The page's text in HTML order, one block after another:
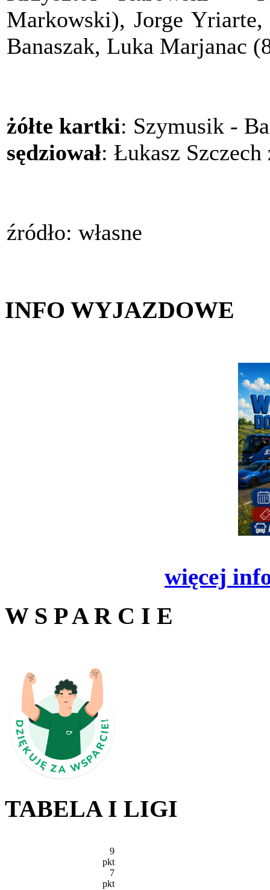
Markowski), Jorge
Banaszak, Luka Marjanac
żółte kartki: Szymusik - Ba
sędziował: Łukasz Szczech
źródło: własne
INFO WYJAZDOWE
więcej
W S P A R C I E
TABELA I LIGI
9
pkt
7
pkt